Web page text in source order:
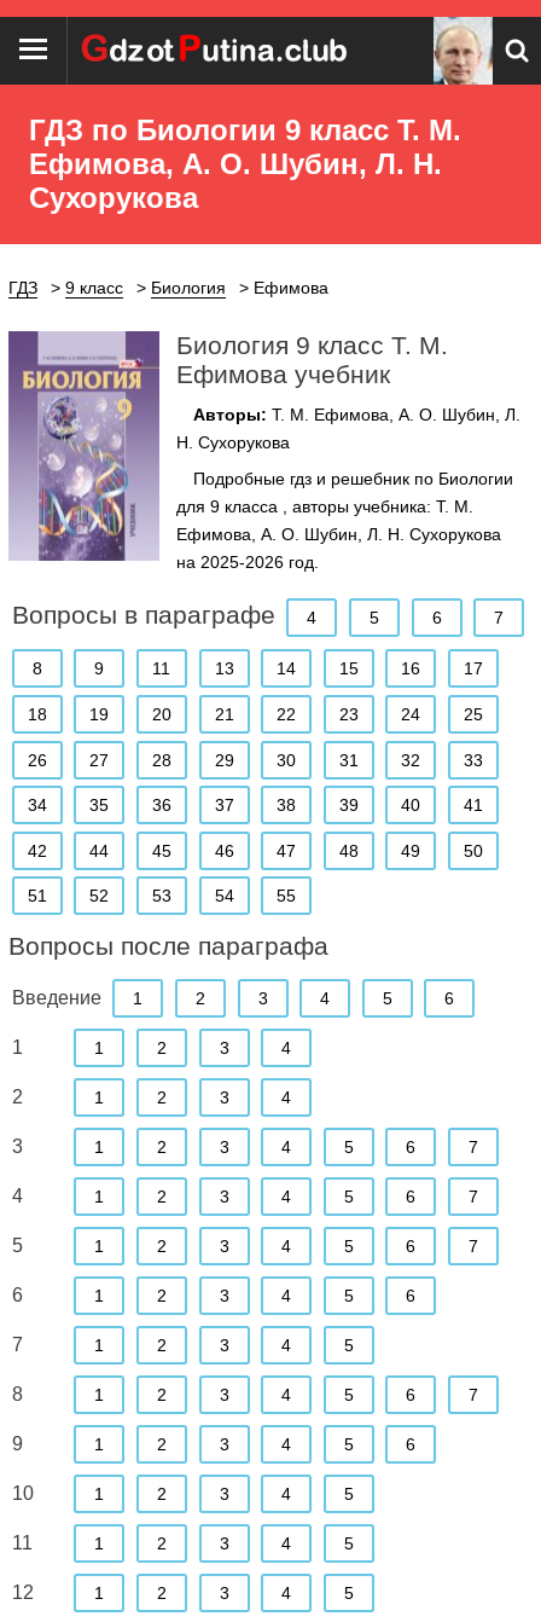
ГДЗ по Биологии 9 класс Т. М.
Ефимова, А. О. Шубин, Л. Н.
Сухорукова
ГДЗ 9 класс Биология Ефимова
Биология 9 класс Т. М.
Ефимова учебник
Авторы: Т. М. Ефимова, А. О. Шубин, Л.
Н. Сухорукова
Подробные гдз и решебник по Биологии
для 9 класса , авторы учебника: Т. М.
Ефимова, А. О. Шубин, Л. Н. Сухорукова
на 2025-2026 год.
Вопросы в параграфе 4 5 6 7
8 9 11 13 14 15 16 17
18 19 20 21 22 23 24 25
26 27 28 29 30 31 32 33
34 35 36 37 38 39 40 41
42 44 45 46 47 48 49 50
51 52 53 54 55
Вопросы после параграфа
Введение 1 2 3 4 5 6
1 1 2 3 4
2 1 2 3 4
3 1 2 3 4 5 6 7
4 1 2 3 4 5 6 7
5 1 2 3 4 5 6 7
6 1 2 3 4 5 6
7 1 2 3 4 5
8 1 2 3 4 5 6 7
9 1 2 3 4 5 6
10 1 2 3 4 5
11 1 2 3 4 5
12 1 2 3 4 5